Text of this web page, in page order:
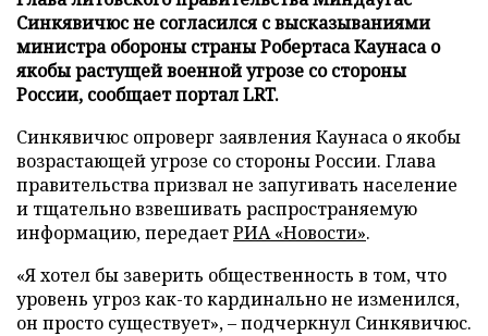
Синкявичюс не согласился с высказываниями
министра обороны страны Робертаса Каунаса о
якобы растущей военной угрозе со стороны
России, сообщает портал LRT.
Синкявичюс опроверг заявления Каунаса о якобы
возрастающей угрозе со стороны России. Глава
правительства призвал не запугивать население
и тщательно взвешивать распространяемую
информацию, передаетРИА «Новости».
«Я хотел бы заверить общественность в том, что
уровень угроз как-то кардинально не изменился,
он просто существует», – подчеркнул Синкявичюс.